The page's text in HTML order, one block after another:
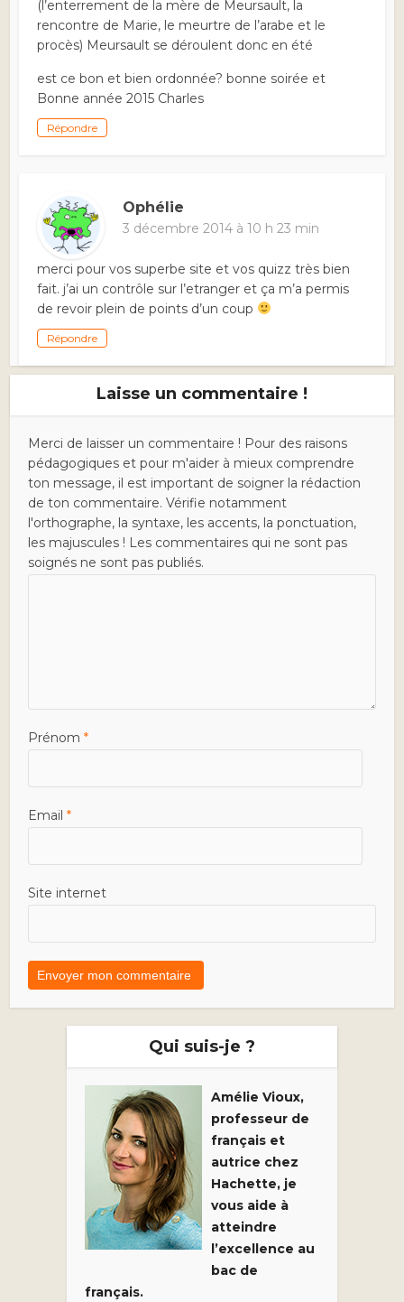
(l’enterrement de la mère de Meursault, la
rencontre de Marie, le meurtre de l’arabe et le
procès) Meursault se déroulent donc en été
est ce bon et bien ordonnée? bonne soirée et
Bonne année 2015 Charles
Répondre
Ophélie
3 décembre 2014 à 10 h 23 min
merci pour vos superbe site et vos quizz très bien
fait. j’ai un contrôle sur l’etranger et ça m’a permis
de revoir plein de points d’un coup
Répondre
Laisse un commentaire !
Merci de laisser un commentaire ! Pour des raisons
pédagogiques et pour m'aider à mieux comprendre
ton message, il est important de soigner la rédaction
de ton commentaire. Vérifie notamment
l'orthographe, la syntaxe, les accents, la ponctuation,
les majuscules ! Les commentaires qui ne sont pas
soignés ne sont pas publiés.
Prénom*
Email*
Site internet
Qui suis-je ?
Amélie Vioux,
professeur de
français et
autrice chez
Hachette, je
vous aide à
atteindre
l’excellence au
bac de
français.